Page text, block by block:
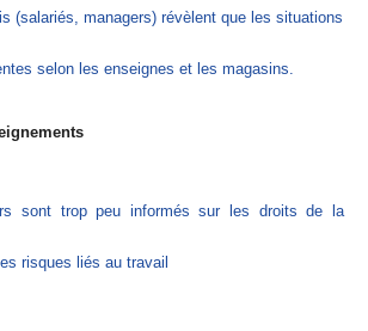
(salariés, managers) révèlent que les situations
selon les enseignes et les magasins.
sont trop peu informés sur les droits de la
risques liés au travail